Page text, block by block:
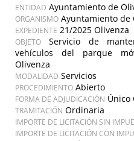
ENTIDAD Ayuntamiento de
ORGANISMO Ayuntamiento de
EXPEDIENTE 21/2025 Olivenza
OBJETO
Servicio de
vehículos del parque
Olivenza
MODALIDAD Servicios
PROCEDIMIENTO Abierto
FORMA DE ADJUDICACIÓN Único
TRAMITACIÓN Ordinaria
IMPORTE DE LICITACIÓN SIN
IMPORTE DE LICITACIÓN CON